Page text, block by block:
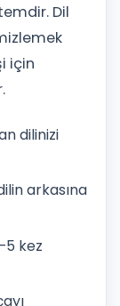
Dil
için
dilinizi
arkasına
kez